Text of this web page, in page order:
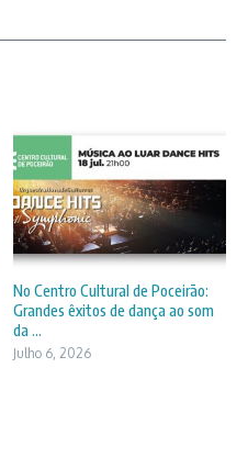
No Centro Cultural de Poceirão:
Grandes êxitos de dança ao som
da ...
Julho 6, 2026